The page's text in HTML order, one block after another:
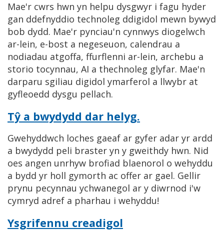
Mae'r cwrs hwn yn helpu dysgwyr i fagu hyder
gan ddefnyddio technoleg ddigidol mewn bywyd
bob dydd. Mae'r pynciau'n cynnwys diogelwch
ar-lein, e-bost a negeseuon, calendrau a
nodiadau atgoffa, ffurflenni ar-lein, archebu a
storio tocynnau, AI a thechnoleg glyfar. Mae'n
darparu sgiliau digidol ymarferol a llwybr at
gyfleoedd dysgu pellach.
Tŷ a bwydydd dar helyg.
Gwehyddwch loches gaeaf ar gyfer adar yr ardd
a bwydydd peli braster yn y gweithdy hwn. Nid
oes angen unrhyw brofiad blaenorol o wehyddu
a bydd yr holl gymorth ac offer ar gael. Gellir
prynu pecynnau ychwanegol ar y diwrnod i'w
cymryd adref a pharhau i wehyddu!
Ysgrifennu creadigol